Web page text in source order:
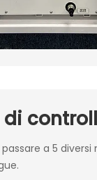
di
a 5 diversi